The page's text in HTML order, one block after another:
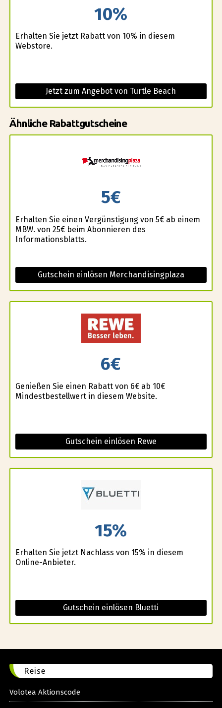
10%
Erhalten Sie jetzt Rabatt von 10% in diesem
Webstore.
Jetzt zum Angebot von Turtle Beach
Ähnliche Rabattgutscheine
5€
Erhalten Sie einen Vergünstigung von 5€ ab einem
MBW. von 25€ beim Abonnieren des
Informationsblatts.
Gutschein einlösen Merchandisingplaza
6€
Genießen Sie einen Rabatt von 6€ ab 10€
Mindestbestellwert in diesem Website.
Gutschein einlösen Rewe
15%
Erhalten Sie jetzt Nachlass von 15% in diesem
Online-Anbieter.
Gutschein einlösen Bluetti
Reise
Volotea Aktionscode